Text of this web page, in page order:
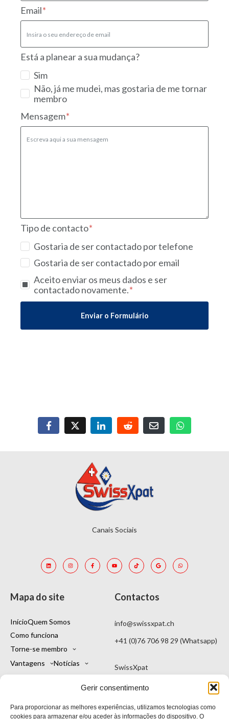
Gerir consentimento
Para proporcionar as melhores experiências, utilizamos tecnologias como
cookies para armazenar e/ou aceder às informações do dispositivo. O
Email
Está a planear a sua mudança?
Sim
Não, já me mudei, mas gostaria de me tornar
membro
Mensagem
Tipo de contacto
Gostaria de ser contactado por telefone
Gostaria de ser contactado por email
Aceito enviar os meus dados e ser
contactado novamente.
Enviar o Formulário
Canais Sociais
Mapa do site
InícioQuem Somos
Como funciona
Torne-se membro
Vantagens
Notícias
Contactos
Português
Contactos
info@swissxpat.ch
+41 (0)76 706 98 29 (Whatsapp)
SwissXpat
Uma marca da Kintu Sagl
6900 Lugano TI